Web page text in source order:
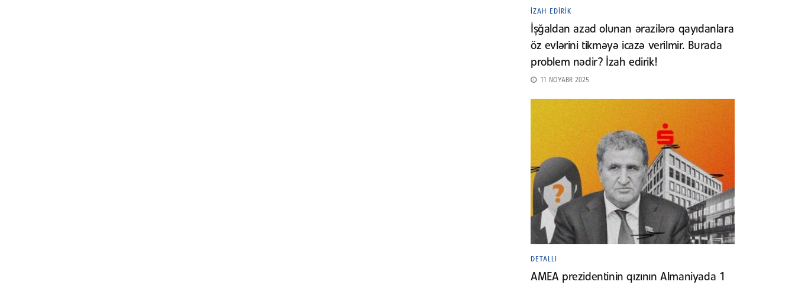
İZAH EDIRIK
İşğaldan azad olunan ərazilərə qayıdanlara
öz evlərini tikməyə icazə verilmir. Burada
problem nədir? İzah edirik!
11 NOYABR 2025
DETALLI
AMEA prezidentinin qızının Almaniyada 1